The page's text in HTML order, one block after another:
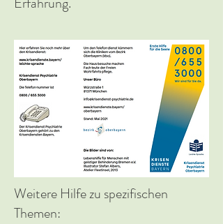
Weitere Hilfe zu spezifischen
Themen: